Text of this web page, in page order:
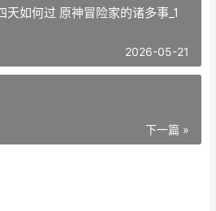
如何过 原神冒险家的诸多事_1
2026-05-21
下一篇 »